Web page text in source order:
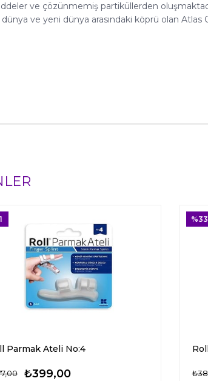
ve çözünmemiş partiküllerden
ve yeni dünya arasındaki köprü olan Atlas
Parmak Ateli No:4
₺399,00
%33